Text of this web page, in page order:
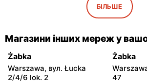
Dino
Błonie, вул. Nowa Wieś 12c
Dino
Dino Dino
БІЛЬШЕ
Магазини інших мереж у
Żabka
Warszawa, вул. Łucka
2/4/6 lok. 2
Żabka
47